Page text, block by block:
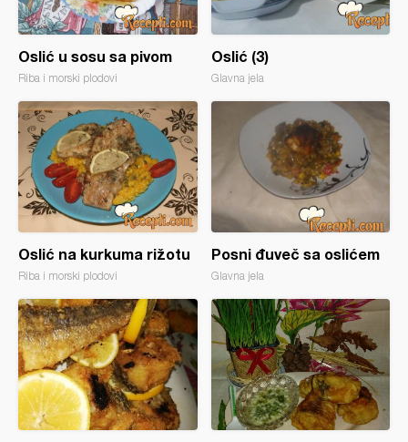
Oslić u sosu sa pivom
Riba i morski plodovi
Oslić (3)
Glavna jela
Oslić na kurkuma rižotu
Riba i morski plodovi
Posni đuveč sa oslićem
Glavna jela